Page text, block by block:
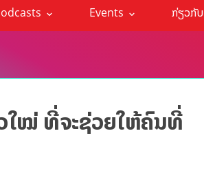
Events
ກ່ຽວກັບ
ໃໝ່ ທີ່ຈະຊ່ວຍໃຫ້ຄົນທີ່